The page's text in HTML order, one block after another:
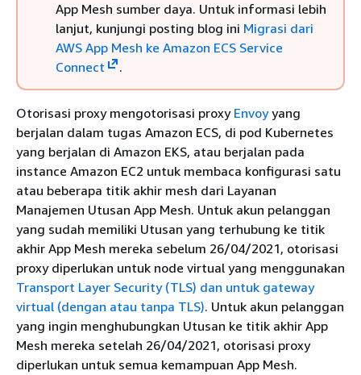
App Mesh sumber daya. Untuk informasi lebih
lanjut, kunjungi posting blog ini Migrasi dari
AWS App Mesh ke Amazon ECS Service
Connect
.
Otorisasi proxy mengotorisasi proxy Envoyyang
berjalan dalam tugas Amazon ECS, di pod Kubernetes
yang berjalan di Amazon EKS, atau berjalan pada
instance Amazon EC2 untuk membaca konfigurasi satu
atau beberapa titik akhir mesh dari Layanan
Manajemen Utusan App Mesh. Untuk akun pelanggan
yang sudah memiliki Utusan yang terhubung ke titik
akhir App Mesh mereka sebelum 26/04/2021, otorisasi
proxy diperlukan untuk node virtual yang menggunakan
Transport Layer Security (TLS) dan untuk gateway
virtual (dengan atau tanpa TLS). Untuk akun pelanggan
yang ingin menghubungkan Utusan ke titik akhir App
Mesh mereka setelah 26/04/2021, otorisasi proxy
diperlukan untuk semua kemampuan App Mesh.